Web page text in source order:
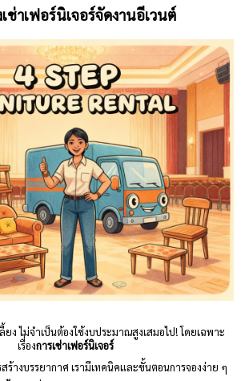
ช่าเฟอร์นิเจอร์จัดงานอีเวนต์
ยง ไม่จำเป็นต้องใช้งบประมาณสูงเสมอไป! โดยเฉพาะ
เรื่องการเช่าเฟอร์นิเจอร์
ร้างบรรยากาศ เรามีเทคนิคและขั้นตอนการจองง่าย ๆ